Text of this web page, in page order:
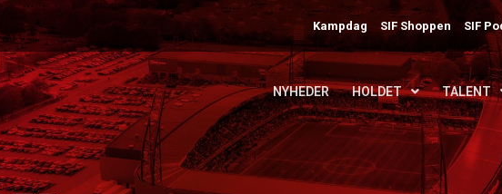
Kampdag SIF Shoppen SIF
NYHEDER HOLDET TALENT